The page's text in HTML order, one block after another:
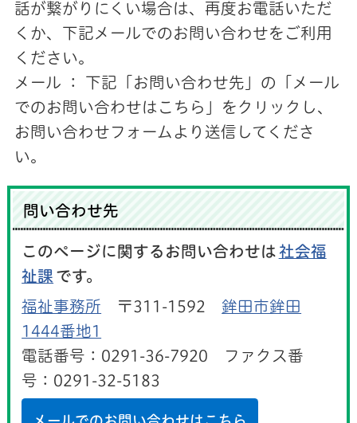
話が繋がりにくい場合は、再度お電話いただ
くか、下記メールでのお問い合わせをご利用
ください。
メール ： 下記「お問い合わせ先」の「メール
でのお問い合わせはこちら」をクリックし、
お問い合わせフォームより送信してくださ
い。
問い合わせ先
このページに関するお問い合わせは 社会福
祉課 です。
福祉事務所 〒311-1592 鉾田市鉾田
1444番地1
電話番号：0291-36-7920 ファクス番
号：0291-32-5183